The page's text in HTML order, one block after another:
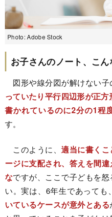
Photo: Adobe Stock
お子さんのノート、こ
図形や線分図が解けない
っていたり平行四辺形が正
書かれているのに2分の1程
す。
このように、適当に書く
ージに支配され、答えを間
なですが、ここで子どもを
い。実は、6年生であっても、
いているケースが意外とある